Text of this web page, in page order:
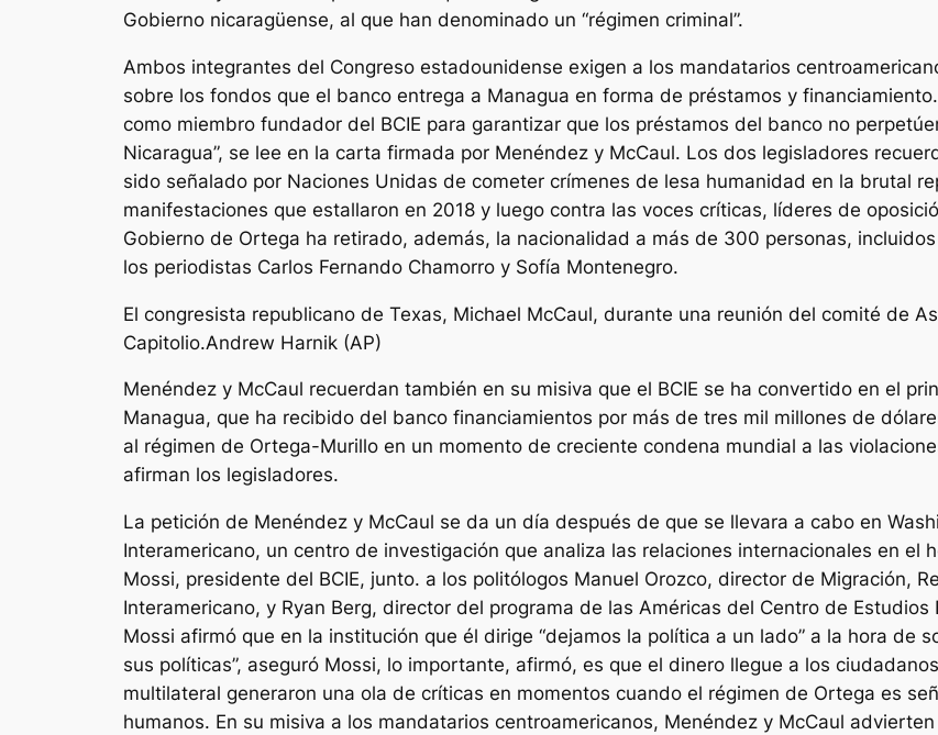
Gobierno nicaragüense, al que han denominado un “régimen criminal”.
Ambos integrantes del Congreso estadounidense exigen a los mandatarios
sobre los fondos que el banco entrega a Managua en forma de préstamos y
como miembro fundador del BCIE para garantizar que los préstamos del banco no
Nicaragua”, se lee en la carta firmada por Menéndez y McCaul. Los dos legisladores
sido señalado por Naciones Unidas de cometer crímenes de lesa humanidad en la brutal
manifestaciones que estallaron en 2018 y luego contra las voces críticas, líderes de
Gobierno de Ortega ha retirado, además, la nacionalidad a más de 300 personas,
los periodistas Carlos Fernando Chamorro y Sofía Montenegro.
El congresista republicano de Texas, Michael McCaul, durante una reunión del comité de
Capitolio.Andrew Harnik (AP)
Menéndez y McCaul recuerdan también en su misiva que el BCIE se ha convertido en el
Managua, que ha recibido del banco financiamientos por más de tres mil millones de
al régimen de Ortega-Murillo en un momento de creciente condena mundial a las
afirman los legisladores.
La petición de Menéndez y McCaul se da un día después de que se llevara a cabo en
Interamericano, un centro de investigación que analiza las relaciones internacionales en el
Mossi, presidente del BCIE, junto. a los politólogos Manuel Orozco, director de Migración,
Interamericano, y Ryan Berg, director del programa de las Américas del Centro de
Mossi afirmó que en la institución que él dirige “dejamos la política a un lado” a la hora de
sus políticas”, aseguró Mossi, lo importante, afirmó, es que el dinero llegue a los
multilateral generaron una ola de críticas en momentos cuando el régimen de Ortega es
humanos. En su misiva a los mandatarios centroamericanos, Menéndez y McCaul